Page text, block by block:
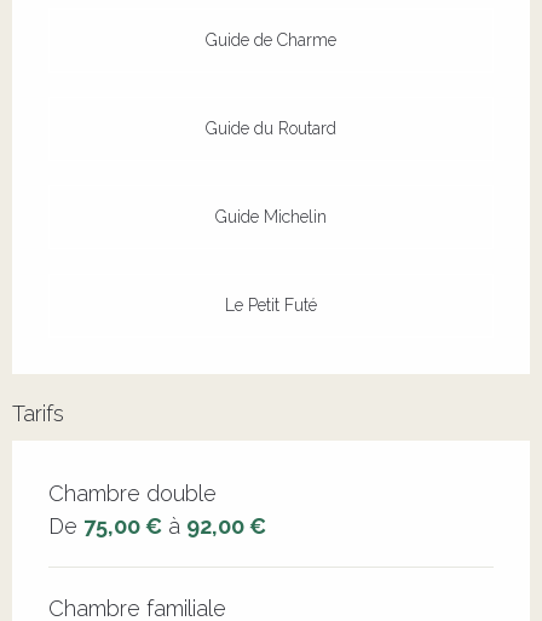
Guide de Charme
Guide du Routard
Guide Michelin
Le Petit Futé
Tarifs
Tarifs 2026
Chambre double
De 75,00 € à 92,00 €
Chambre familiale